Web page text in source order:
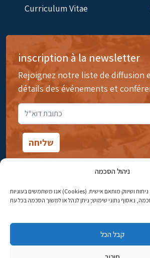
ניהול הסכמה
אנו משתמשים בעוגיות (Cookies) לצורך הפעלת האתר, ניתוח ושיווק מותאם אישית.
קבל הכל
Curriculum Vitae
inscription à la newsletter
Rejoignez notre liste de diffusion
détails des événements et
14rue Ibn Gavirol, Rehavia,
Adresse électronique: